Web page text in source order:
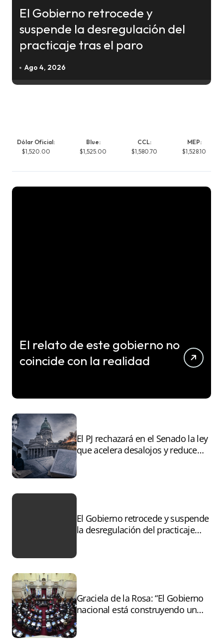
El Gobierno retrocede y
suspende la desregulación del
practicaje tras el paro
Ago 4, 2026
Dólar Oficial:
$1,520.00
Blue:
$1,525.00
CCL:
$1,580.70
MEP:
$1,528.10
El relato de este gobierno no
coincide con la realidad
El PJ rechazará en el Senado la ley
que acelera desalojos y reduce
El Gobierno retrocede y suspende
la desregulación del practicaje
Graciela de la Rosa: “El Gobierno
nacional está construyendo un